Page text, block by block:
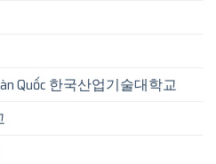
Quốc 한국산업기술대학교